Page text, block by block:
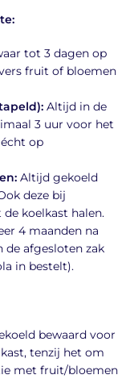
tot 3 dagen op
fruit of bloemen
Altijd in de
3 uur voor het
op
Altijd gekoeld
deze bij
koelkast halen.
4 maanden na
afgesloten zak
in bestelt).
bewaard voor
tenzij het om
met fruit/bloemen